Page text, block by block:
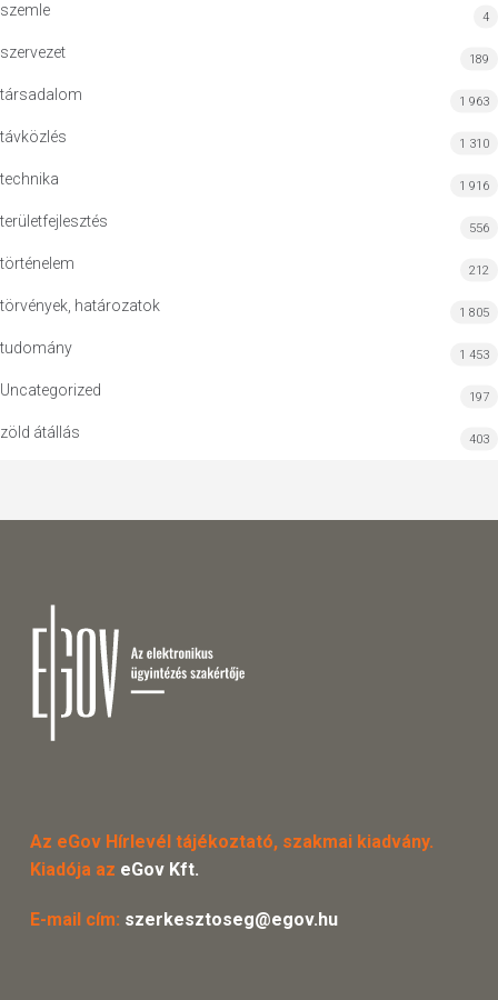
szemle 4
szervezet 189
társadalom 1 963
távközlés 1 310
technika 1 916
területfejlesztés 556
történelem 212
törvények, határozatok 1 805
tudomány 1 453
Uncategorized 197
zöld átállás 403
Az eGov Hírlevél tájékoztató, szakmai kiadvány.
Kiadója az eGov Kft.
E-mail cím: szerkesztoseg@egov.hu